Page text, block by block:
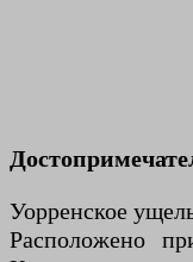
Уорренское
Расположено